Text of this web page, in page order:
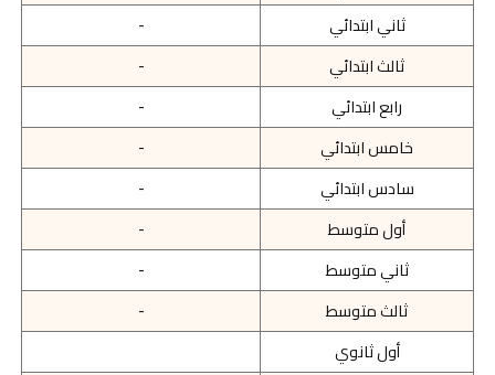
ثاني ابتدائي
-
ثالث ابتدائي
-
رابع ابتدائي
-
خامس ابتدائي
-
سادس ابتدائي
-
أول متوسط
-
ثاني متوسط
-
ثالث متوسط
-
أول ثانوي